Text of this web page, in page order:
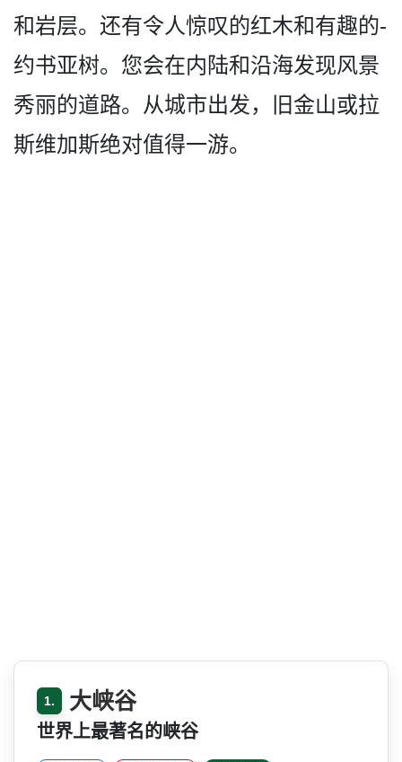
和岩层。还有令人惊叹的红木和有趣的­
约书亚树。您会在内陆和沿海发现风景
秀丽的道路。从­城市出发，旧金山或拉
斯维加斯绝对值得一游。
1. 大峡谷
世界上最著名的峡谷